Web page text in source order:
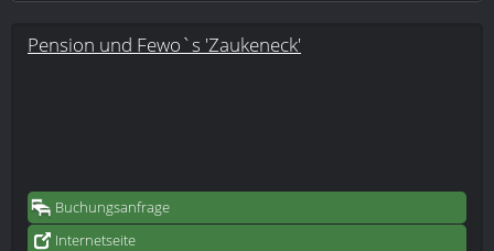
Pension und Fewo`s 'Zaukeneck'
Buchungsanfrage
Internetseite